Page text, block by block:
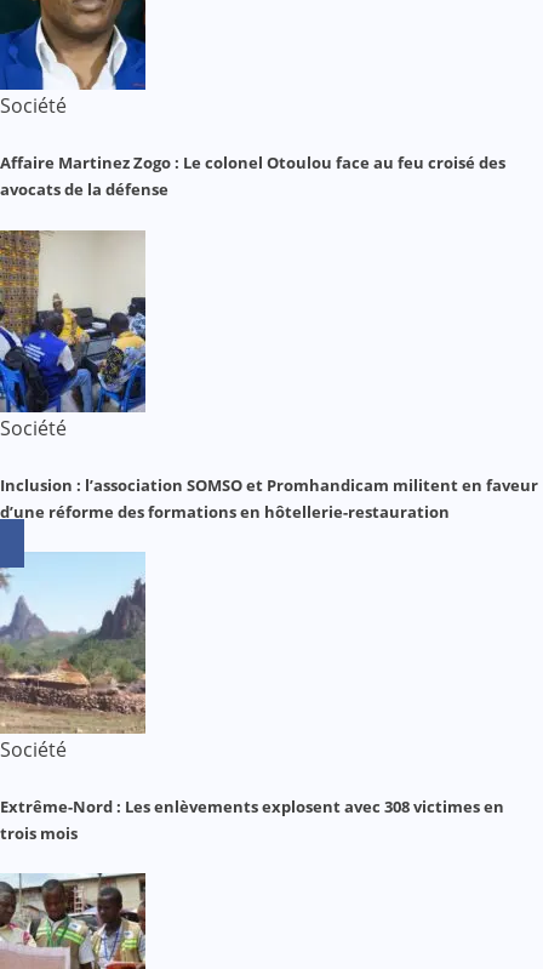
Société
Affaire Martinez Zogo : Le colonel Otoulou face au feu croisé des
avocats de la défense
Société
Inclusion : l’association SOMSO et Promhandicam militent en faveur
d’une réforme des formations en hôtellerie-restauration
Société
Extrême-Nord : Les enlèvements explosent avec 308 victimes en
trois mois